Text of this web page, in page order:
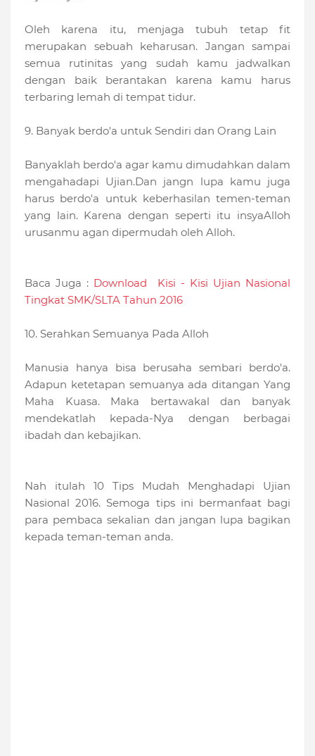
Oleh karena itu, menjaga tubuh tetap fit
merupakan sebuah keharusan. Jangan sampai
semua rutinitas yang sudah kamu jadwalkan
dengan baik berantakan karena kamu harus
terbaring lemah di tempat tidur.
9. Banyak berdo'a untuk Sendiri dan Orang Lain
Banyaklah berdo'a agar kamu dimudahkan dalam
mengahadapi Ujian.Dan jangn lupa kamu juga
harus berdo'a untuk keberhasilan temen-teman
yang lain. Karena dengan seperti itu insyaAlloh
urusanmu agan dipermudah oleh Alloh.
Baca Juga : Download Kisi - Kisi Ujian Nasional
Tingkat SMK/SLTA Tahun 2016
10. Serahkan Semuanya Pada Alloh
Manusia hanya bisa berusaha sembari berdo'a.
Adapun ketetapan semuanya ada ditangan Yang
Maha Kuasa. Maka bertawakal dan banyak
mendekatlah kepada-Nya dengan berbagai
ibadah dan kebajikan.
Nah itulah 10 Tips Mudah Menghadapi Ujian
Nasional 2016. Semoga tips ini bermanfaat bagi
para pembaca sekalian dan jangan lupa bagikan
kepada teman-teman anda.